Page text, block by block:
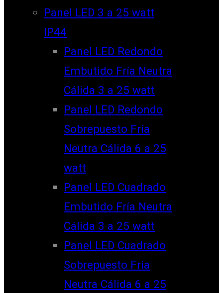
Panel LED 3 a 25 watt
IP44
Panel LED Redondo
Embutido Fría Neutra
Cálida 3 a 25 watt
Panel LED Redondo
Sobrepuesto Fría
Neutra Cálida 6 a 25
watt
Panel LED Cuadrado
Embutido Fría Neutra
Cálida 3 a 25 watt
Panel LED Cuadrado
Sobrepuesto Fría
Neutra Cálida 6 a 25